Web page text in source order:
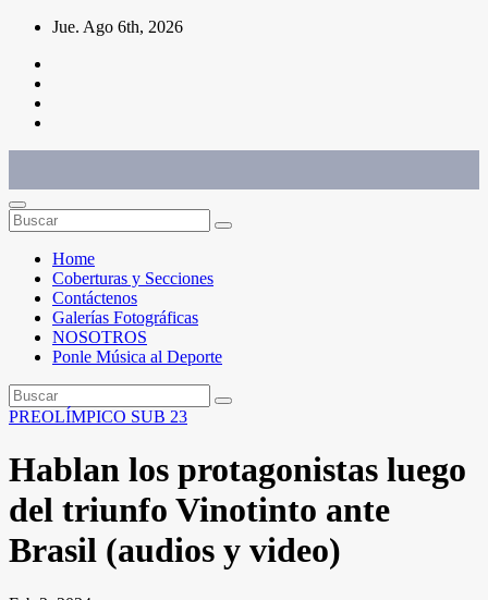
Saltar
contenido
Jue. Ago 6th, 2026
Home
Coberturas y Secciones
Contáctenos
Galerías Fotográficas
NOSOTROS
Ponle Música al Deporte
PREOLÍMPICO SUB 23
Hablan los protagonistas luego
del triunfo Vinotinto ante
Brasil (audios y video)